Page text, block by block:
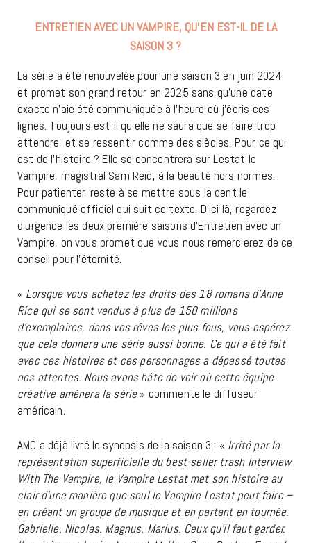
ENTRETIEN AVEC UN VAMPIRE, QU’EN EST-IL DE LA
SAISON 3 ?
La série a été renouvelée pour une saison 3 en juin 2024
et promet son grand retour en 2025 sans qu’une date
exacte n’aie été communiquée à l’heure où j’écris ces
lignes. Toujours est-il qu’elle ne saura que se faire trop
attendre, et se ressentir comme des siècles. Pour ce qui
est de l’histoire ? Elle se concentrera sur Lestat le
Vampire, magistral Sam Reid, à la beauté hors normes.
Pour patienter, reste à se mettre sous la dent le
communiqué officiel qui suit ce texte. D’ici là, regardez
d’urgence les deux première saisons d’Entretien avec un
Vampire, on vous promet que vous nous remercierez de ce
conseil pour l’éternité.
« Lorsque vous achetez les droits des 18 romans d’Anne
Rice qui se sont vendus à plus de 150 millions
d’exemplaires, dans vos rêves les plus fous, vous espérez
que cela donnera une série aussi bonne. Ce qui a été fait
avec ces histoires et ces personnages a dépassé toutes
nos attentes. Nous avons hâte de voir où cette équipe
créative amènera la série» commente le diffuseur
américain.
AMC a déjà livré le synopsis de la saison 3 : « Irrité par la
représentation superficielle du best-seller trash Interview
With The Vampire, le Vampire Lestat met son histoire au
clair d’une manière que seul le Vampire Lestat peut faire –
en créant un groupe de musique et en partant en tournée.
Gabrielle. Nicolas. Magnus. Marius. Ceux qu’il faut garder.